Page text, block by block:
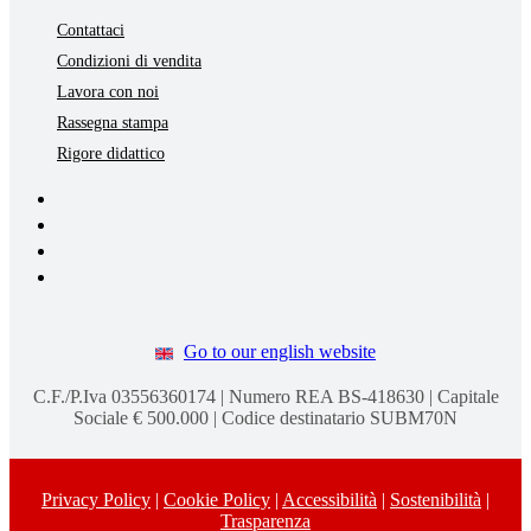
Contattaci
Condizioni di vendita
Lavora con noi
Rassegna stampa
Rigore didattico
Go to our english website
C.F./P.Iva 03556360174 | Numero REA BS-418630 | Capitale
Sociale € 500.000 | Codice destinatario SUBM70N
Privacy Policy | Cookie Policy | Accessibilità | Sostenibilità |
Trasparenza